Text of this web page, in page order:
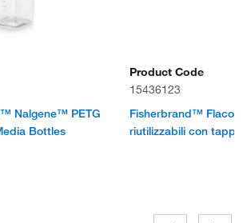
Nalgene™ PETG
Bottles
Product Code
15436123
Fisherbrand™ Flaconi
riutilizzabili con tappo